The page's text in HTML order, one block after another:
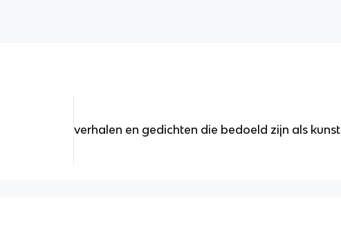
verhalen en gedichten die bedoeld zijn als kunst